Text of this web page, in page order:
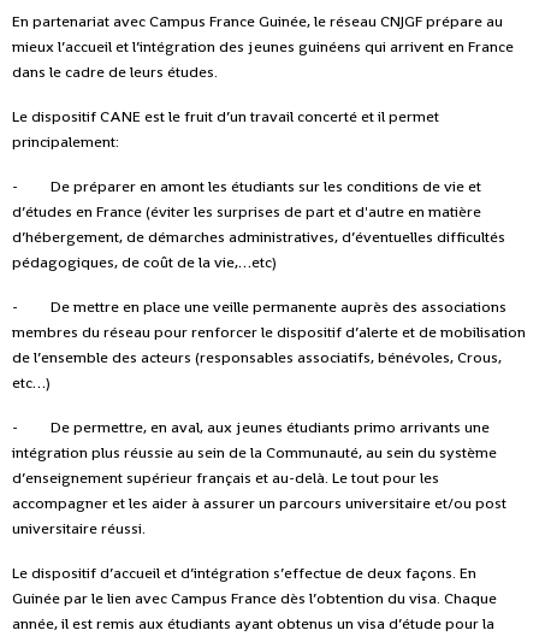
En partenariat avec Campus France Guinée, le réseau CNJGF prépare au
mieux l’accueil et l’intégration des jeunes guinéens qui arrivent en France
dans le cadre de leurs études.
Le dispositif CANE est le fruit d’un travail concerté et il permet
principalement:
- De préparer en amont les étudiants sur les conditions de vie et
d’études en France (éviter les surprises de part et d'autre en matière
d’hébergement, de démarches administratives, d’éventuelles difficultés
pédagogiques, de coût de la vie,…etc)
- De mettre en place une veille permanente auprès des associations
membres du réseau pour renforcer le dispositif d’alerte et de mobilisation
de l’ensemble des acteurs (responsables associatifs, bénévoles, Crous,
etc…)
- De permettre, en aval, aux jeunes étudiants primo arrivants une
intégration plus réussie au sein de la Communauté, au sein du système
d’enseignement supérieur français et au-delà. Le tout pour les
accompagner et les aider à assurer un parcours universitaire et/ou post
universitaire réussi.
Le dispositif d’accueil et d’intégration s’effectue de deux façons. En
Guinée par le lien avec Campus France dès l’obtention du visa. Chaque
année, il est remis aux étudiants ayant obtenus un visa d’étude pour la